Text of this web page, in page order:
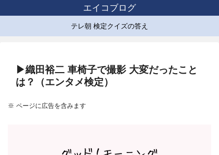
エイコブログ
テレ朝 検定クイズの答え
▶織田裕二 車椅子で撮影 大変だったこと
は？（エンタメ検定）
※ ページに広告を含みます